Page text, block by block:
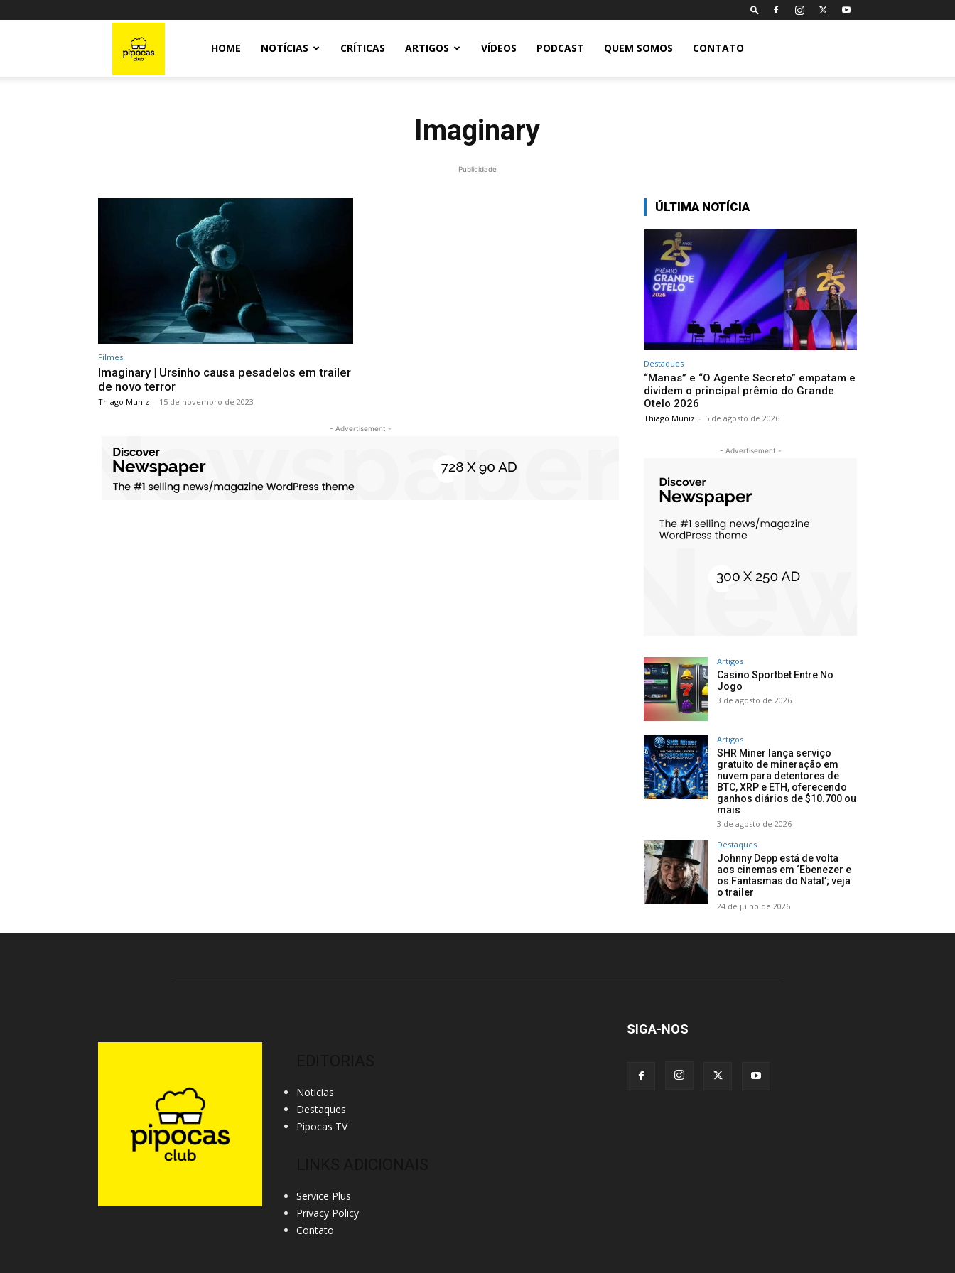
HOME NOTÍCIAS CRÍTICAS ARTIGOS VÍDEOS PODCAST QUEM SOMOS CONTATO
Imaginary
Publicidade
Filmes
Imaginary | Ursinho causa pesadelos em trailer
de novo terror
Thiago Muniz - 15 de novembro de 2023
- Advertisement -
ÚLTIMA NOTÍCIA
Destaques
“Manas” e “O Agente Secreto” empatam e
dividem o principal prêmio do Grande
Otelo 2026
Thiago Muniz - 5 de agosto de 2026
- Advertisement -
Artigos
Casino Sportbet Entre No
Jogo
3 de agosto de 2026
Artigos
SHR Miner lança serviço
gratuito de mineração em
nuvem para detentores de
BTC, XRP e ETH, oferecendo
ganhos diários de $10.700 ou
mais
3 de agosto de 2026
Destaques
Johnny Depp está de volta
aos cinemas em ‘Ebenezer e
os Fantasmas do Natal’; veja
o trailer
24 de julho de 2026
Noticias
Destaques
Pipocas TV
Service Plus
Privacy Policy
Contato
SIGA-NOS